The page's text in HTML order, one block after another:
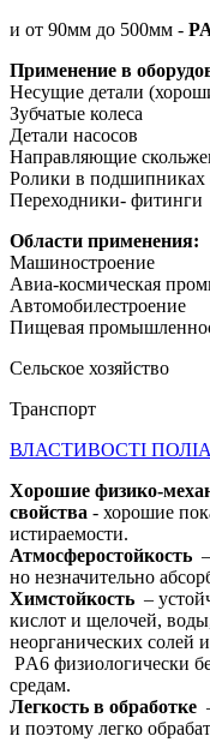
и от 90мм до 500мм -
Применение в
Несущие детали
Зубчатые колеса
Детали насосов
Направляющие
Ролики в
Переходники- фитинги
Области применения:
Машиностроение
Авиа-космическая
Автомобилестроение
Пищевая
Сельское хозяйство
Транспорт
ВЛАСТИВОСТІ
Хорошие физико-
свойства - хорошие
истираемости.
Атмосферостойкость
но незначительно
Химстойкость –
кислот и щелочей,
неорганических солей
PА6 физиологически
средам.
Легкость в обработке
и поэтому легко